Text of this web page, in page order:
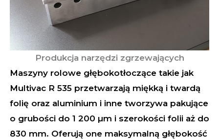
Produkcja narzędzi zgrzewających
Maszyny rolowe głębokotłoczące takie jak
Multivac R 535 przetwarzają miękką i twardą
folię oraz aluminium i inne tworzywa pakujące
o grubości do 1 200 µm i szerokości folii aż do
830 mm. Oferują one maksymalną głębokość